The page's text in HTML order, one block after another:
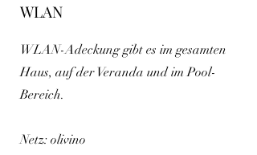
WLAN
WLAN-Adeckung gibt es im gesamten
Haus, auf der Veranda und im Pool-
Bereich.
Netz: olivino